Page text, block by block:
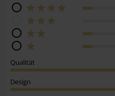
Qualität
Design